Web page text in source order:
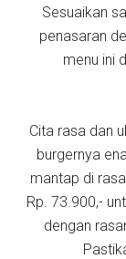
Sesuaikan
penasaran
menu ini
Cita rasa dan
burgernya
mantap di
Rp. 73.900,-
dengan